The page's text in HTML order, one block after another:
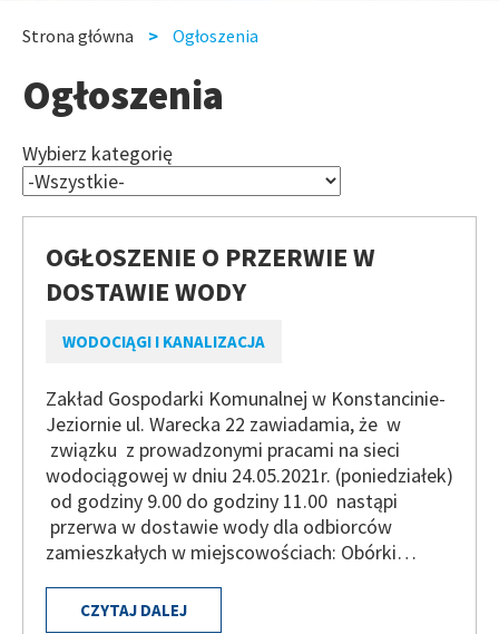
nawigacyjna
Strona główna Ogłoszenia
Ogłoszenia
Wybierz kategorię
OGŁOSZENIE O PRZERWIE W
DOSTAWIE WODY
WODOCIĄGI I KANALIZACJA
Zakład Gospodarki Komunalnej w Konstancinie-
Jeziornie ul. Warecka 22 zawiadamia, że w
związku z prowadzonymi pracami na sieci
wodociągowej w dniu 24.05.2021r. (poniedziałek)
od godziny 9.00 do godziny 11.00 nastąpi
przerwa w dostawie wody dla odbiorców
zamieszkałych w miejscowościach: Obórki…
CZYTAJ DALEJ